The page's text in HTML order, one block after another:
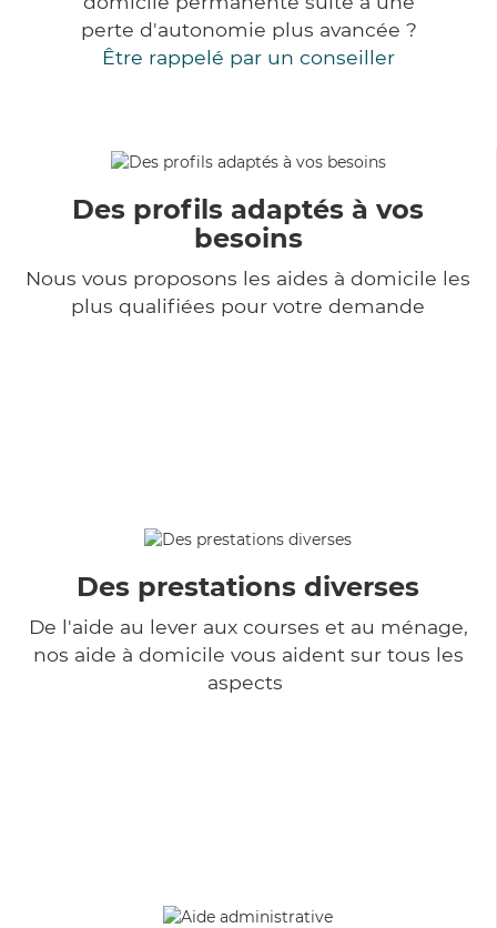
perte d'autonomie plus avancée ?
Être rappelé par un conseiller
Des profils adaptés à vos
besoins
Nous vous proposons les aides à domicile les
plus qualifiées pour votre demande
Des prestations diverses
De l'aide au lever aux courses et au ménage,
nos aide à domicile vous aident sur tous les
aspects